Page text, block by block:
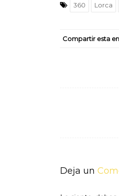
360 Lorca
Compartir esta
Deja un